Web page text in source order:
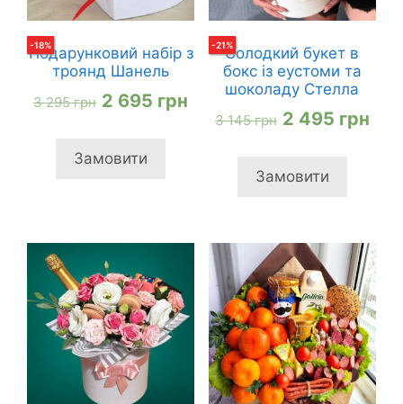
-18%
Подарунковий набір з
троянд Шанель
3 295грн Оригінальна
3
2 695 грн Поточна
ціна:
Замовити
-21%
Солодкий букет в
бокс із еустоми та
шоколаду Стелла
3 145грн Оригінальна
3
2 495 грн
Замовити